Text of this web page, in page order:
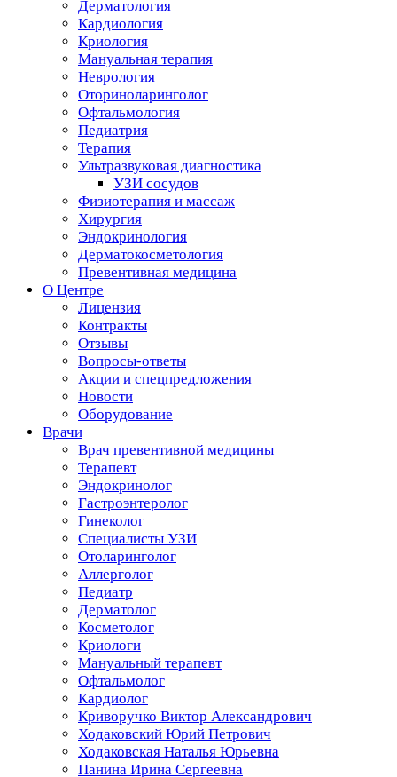
Дерматология
Кардиология
Криология
Мануальная терапия
Неврология
Оториноларинголог
Офтальмология
Педиатрия
Терапия
Ультразвуковая диагностика
УЗИ сосудов
Физиотерапия и массаж
Хирургия
Эндокринология
Дерматокосметология
Превентивная медицина
О Центре
Лицензия
Контракты
Отзывы
Вопросы-ответы
Акции и спецпредложения
Новости
Оборудование
Врачи
Врач превентивной медицины
Терапевт
Эндокринолог
Гастроэнтеролог
Гинеколог
Специалисты УЗИ
Отоларинголог
Аллерголог
Педиатр
Дерматолог
Косметолог
Криологи
Мануальный терапевт
Офтальмолог
Кардиолог
Криворучко Виктор Александрович
Ходаковский Юрий Петрович
Ходаковская Наталья Юрьевна
Панина Ирина Сергеевна